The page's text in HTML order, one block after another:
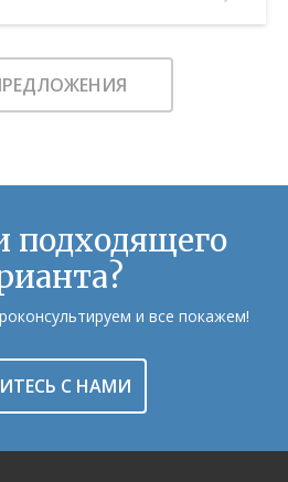
14/19
подходящего
и все покажем!
С НАМИ